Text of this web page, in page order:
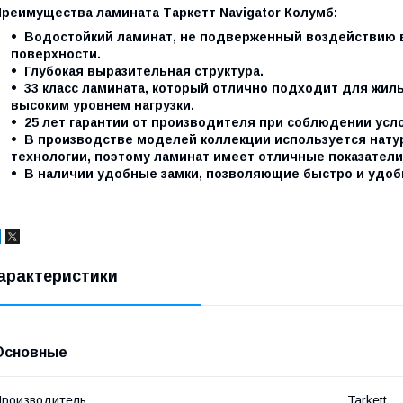
ламината Таркетт Navigator Колумб:
Водостойкий ламинат, не подверженный воздействию
поверхности.
Глубокая выразительная структура.
33 класс ламината, который отлично подходит для
высоким уровнем нагрузки.
25 лет гарантии от производителя при соблюдении
В производстве моделей коллекции используется
технологии, поэтому ламинат имеет отличные
В наличии удобные замки, позволяющие быстро и